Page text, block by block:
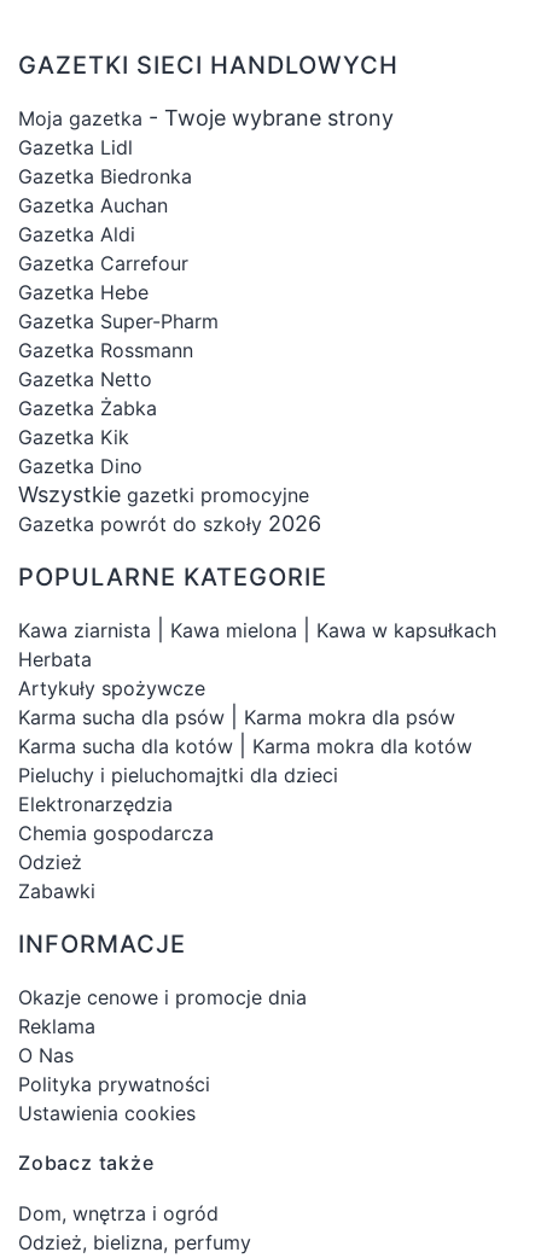
GAZETKI SIECI HANDLOWYCH
Moja gazetka - Twoje wybrane strony
Gazetka Lidl
Gazetka Biedronka
Gazetka Auchan
Gazetka Aldi
Gazetka Carrefour
Gazetka Hebe
Gazetka Super-Pharm
Gazetka Rossmann
Gazetka Netto
Gazetka Żabka
Gazetka Kik
Gazetka Dino
Wszystkie gazetki promocyjne
Gazetka powrót do szkoły 2026
POPULARNE KATEGORIE
Kawa ziarnista Kawa mielona
Kawa w kapsułkach
Herbata
Artykuły spożywcze
Karma sucha dla psów
Karma mokra dla psów
Karma sucha dla kotów
Karma mokra dla kotów
Pieluchy i pieluchomajtki dla dzieci
Elektronarzędzia
Chemia gospodarcza
Odzież
Zabawki
INFORMACJE
Okazje cenowe i promocje dnia
Reklama
O Nas
Polityka prywatności
Ustawienia cookies
Zobacz także
Dom, wnętrza i ogród
Odzież, bielizna, perfumy